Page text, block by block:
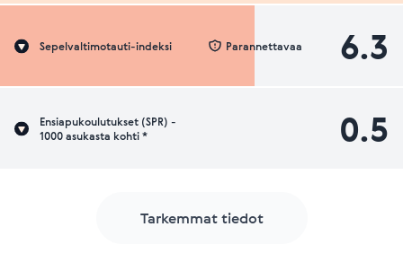
Sepelvaltimotauti-indeksi 6.3
Parannettavaa
Ensiapukoulutukset (SPR) -
1000 asukasta kohti *
0.5
Tarkemmat tiedot